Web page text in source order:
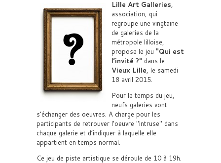
Lille Art Galleries,
association, qui
regroupe une vingtaine
de galeries de la
métropole lilloise,
propose le jeu
Qui est
l’invité ?
dans le
Vieux Lille, le samedi
18 avril 2015.
Pour le temps du jeu,
neufs galeries vont
s’échanger des oeuvres. A charge pour les
participants de retrouver l’oeuvre
intruse
dans
chaque galerie et d’indiquer à laquelle elle
appartient en temps normal.
Ce jeu de piste artistique se déroule de 10 à 19h.